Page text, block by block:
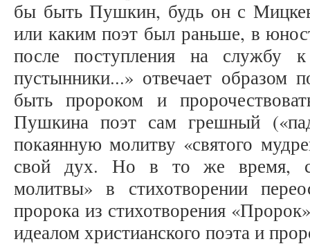
бы быть Пушкин, будь он с
или каким поэт был раньше, в
после поступления на
пустынники...» отвечает образом
быть пророком и
Пушкина поэт сам грешный
покаянную молитву «святого
свой дух. Но в то же время, с
молитвы» в стихотворении
пророка из стихотворения
идеалом христианского поэта и